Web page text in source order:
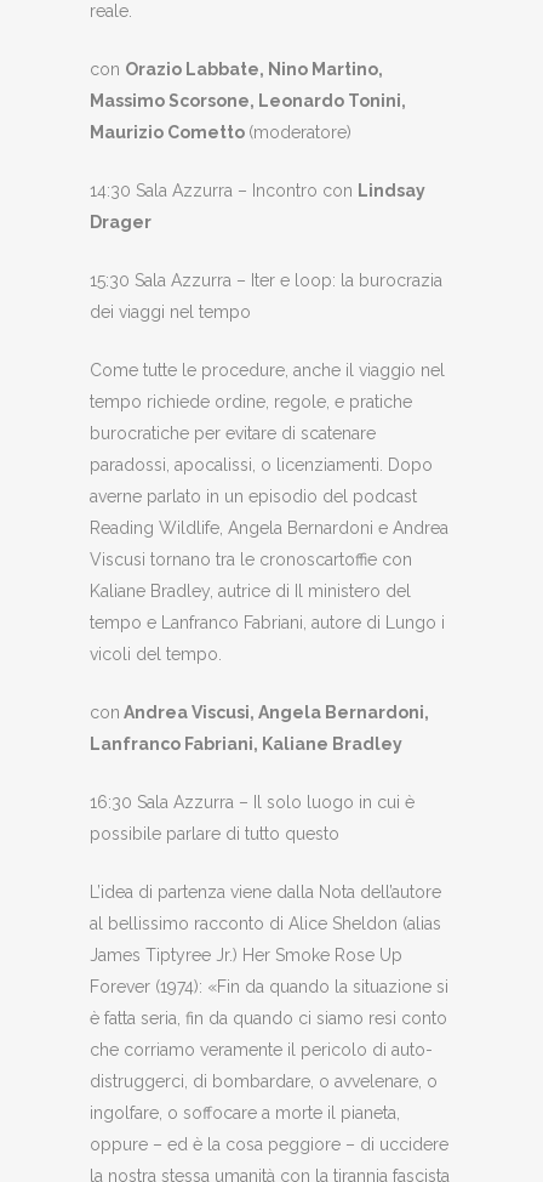
reale.
con Orazio Labbate, Nino Martino,
Massimo Scorsone, Leonardo Tonini,
Maurizio Cometto (moderatore)
14:30 Sala Azzurra – Incontro con Lindsay
Drager
15:30 Sala Azzurra – Iter e loop: la burocrazia
dei viaggi nel tempo
Come tutte le procedure, anche il viaggio nel
tempo richiede ordine, regole, e pratiche
burocratiche per evitare di scatenare
paradossi, apocalissi, o licenziamenti. Dopo
averne parlato in un episodio del podcast
Reading Wildlife, Angela Bernardoni e Andrea
Viscusi tornano tra le cronoscartoffie con
Kaliane Bradley, autrice di Il ministero del
tempo e Lanfranco Fabriani, autore di Lungo i
vicoli del tempo.
con Andrea Viscusi, Angela Bernardoni,
Lanfranco Fabriani, Kaliane Bradley
16:30 Sala Azzurra – Il solo luogo in cui è
possibile parlare di tutto questo
L’idea di partenza viene dalla Nota dell’autore
al bellissimo racconto di Alice Sheldon (alias
James Tiptyree Jr.) Her Smoke Rose Up
Forever (1974): «Fin da quando la situazione si
è fatta seria, fin da quando ci siamo resi conto
che corriamo veramente il pericolo di auto-
distruggerci, di bombardare, o avvelenare, o
ingolfare, o soffocare a morte il pianeta,
oppure – ed è la cosa peggiore – di uccidere
la nostra stessa umanità con la tirannia fascista